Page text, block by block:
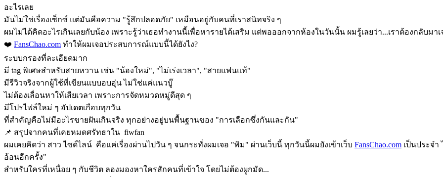
อะไรเลย
มันไม่ใช่เรื่องเซ็กซ์ แต่มันคือความ "รู้สึกปลอดภัย" เหมือนอยู่กับคนที่เราสนิทจริง ๆ
ผมไม่ได้คิดอะไรเกินเลยกับน้อง เพราะรู้ว่าเธอทำงานนี้เพื่อหารายได้เสริม แต่พอออกจากห้องในวันนั้น ผมรู้เลยว่า...เราต้องกลับม
❤️ FansChao.com ทำให้ผมเจอประสบการณ์แบบนี้ได้ยังไง?
ระบบกรองที่ละเอียดมาก
มี tag พิเศษสำหรับสายหวาน เช่น "น้องใหม่", "ไม่เร่งเวลา", "สายแฟนแท้"
มีรีวิวจริงจากผู้ใช้ที่เขียนแบบอบอุ่น ไม่ใช่แค่แนวบู๊
ไม่ต้องเลื่อนหาให้เสียเวลา เพราะการจัดหมวดหมู่ดีสุด ๆ
มีโปรไฟล์ใหม่ ๆ อัปเดตเกือบทุกวัน
ที่สำคัญคือไม่มีอะไรขายฝันเกินจริง ทุกอย่างอยู่บนพื้นฐานของ "การเลือกซึ่งกันและกัน"
📌 สรุปจากคนที่เคยหมดศรัทธาใน fiwfan
ผมเคยคิดว่า สาว ไซด์ไลน์ คือแค่เรื่องผ่านไปวัน ๆ จนกระทั่งผมเจอ "พิม" ผ่านเว็บนี้ ทุกวันนี้ผมยังเข้าเว็บ FansChao.com เป็นประจ
อ้อนอีกครั้ง"
สำหรับใครที่เหนื่อย ๆ กับชีวิต ลองมองหาใครสักคนที่เข้าใจ โดยไม่ต้องผูกมัด...